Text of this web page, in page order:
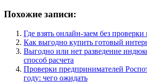
Похожие записи:
Где взять онлайн-заем без
Как выгодно купить готовый
Выгодно или нет разведение
способ расчета
Проверки предпринимателей
году: чего ожидать